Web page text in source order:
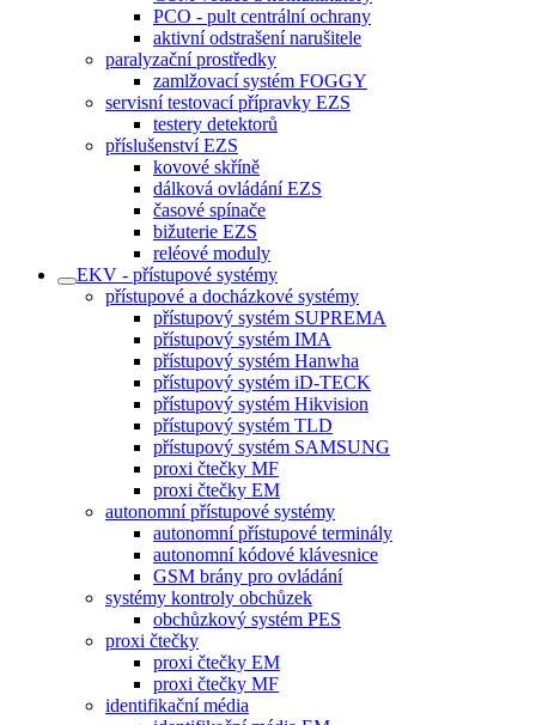
PCO - pult centrální ochrany
aktivní odstrašení narušitele
paralyzační prostředky
zamlžovací systém FOGGY
servisní testovací přípravky EZS
testery detektorů
příslušenství EZS
kovové skříně
dálková ovládání EZS
časové spínače
bižuterie EZS
reléové moduly
EKV - přístupové systémy
přístupové a docházkové systémy
přístupový systém SUPREMA
přístupový systém IMA
přístupový systém Hanwha
přístupový systém iD-TECK
přístupový systém Hikvision
přístupový systém TLD
přístupový systém SAMSUNG
proxi čtečky MF
proxi čtečky EM
autonomní přístupové systémy
autonomní přístupové terminály
autonomní kódové klávesnice
GSM brány pro ovládání
systémy kontroly obchůzek
obchůzkový systém PES
proxi čtečky
proxi čtečky EM
proxi čtečky MF
identifikační média